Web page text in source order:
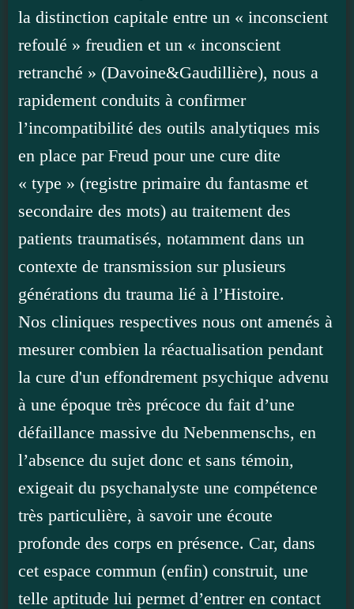
la distinction capitale entre un « inconscient
refoulé » freudien et un « inconscient
retranché » (Davoine&Gaudillière), nous a
rapidement conduits à confirmer
l’incompatibilité des outils analytiques mis
en place par Freud pour une cure dite
« type » (registre primaire du fantasme et
secondaire des mots) au traitement des
patients traumatisés, notamment dans un
contexte de transmission sur plusieurs
générations du trauma lié à l’Histoire.
Nos cliniques respectives nous ont amenés à
mesurer combien la réactualisation pendant
la cure d'un effondrement psychique advenu
à une époque très précoce du fait d’une
défaillance massive du Nebenmenschs, en
l’absence du sujet donc et sans témoin,
exigeait du psychanalyste une compétence
très particulière, à savoir une écoute
profonde des corps en présence. Car, dans
cet espace commun (enfin) construit, une
telle aptitude lui permet d’entrer en contact